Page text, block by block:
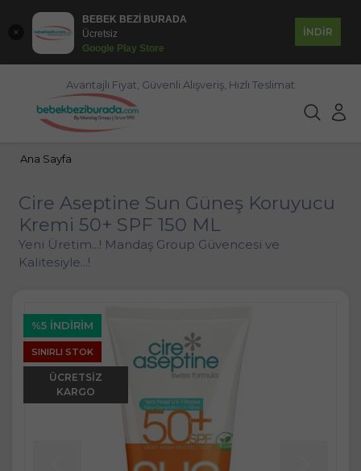
BEBEK BEZİ BURADA
Ücretsiz
Google Play Store
İNDİR
Avantajlı Fiyat, Güvenli Alışveriş, Hızlı Teslimat
Ana Sayfa
Cire Aseptine Sun Güneş Koruyucu
Kremi 50+ SPF 150 ML
Yeni Üretim...! Mandaş Group Güvencesi ve
Kalitesiyle...!
%5 İNDIRIM
SINIRLI STOK
ÜCRETSIZ
KARGO